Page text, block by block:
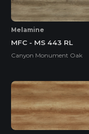
Melamine
MFC - MS 443 RL
Canyon Monument Oak